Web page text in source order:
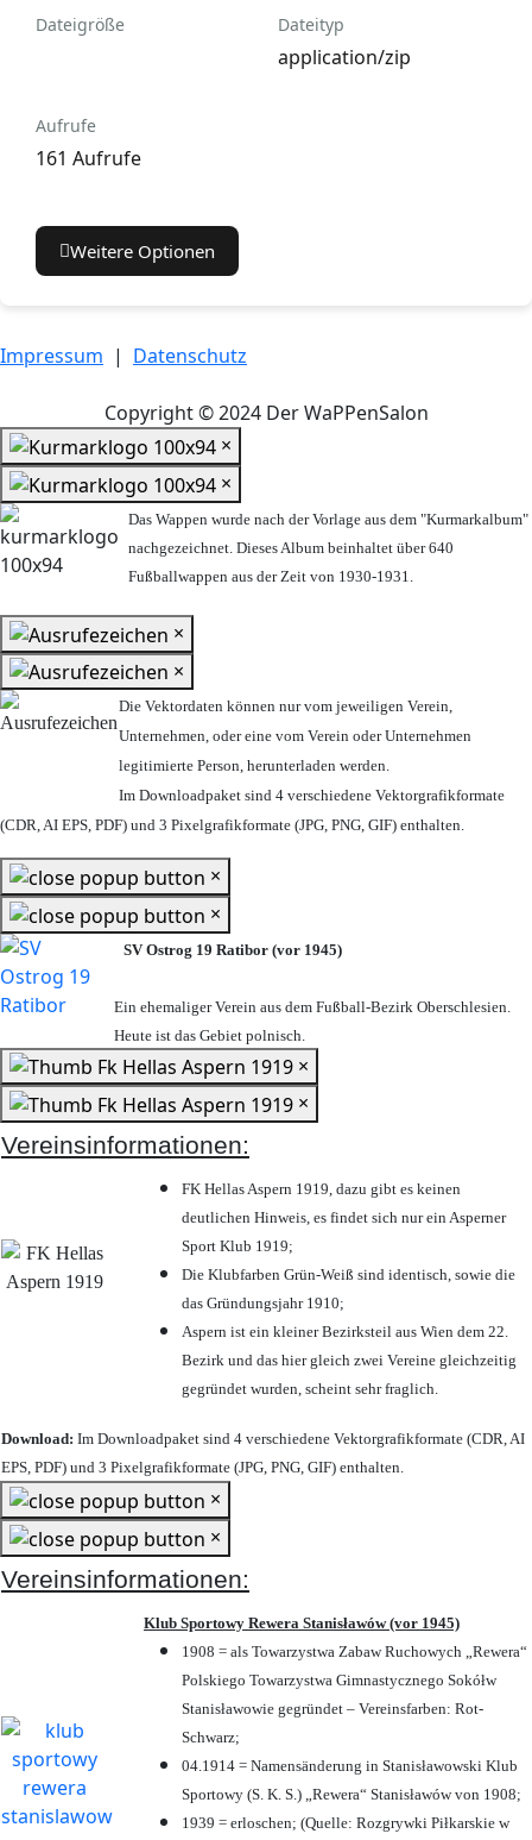
Dateigröße Dateityp
application/zip
Aufrufe
161 Aufrufe
Weitere Optionen
Impressum | Datenschutz
Copyright © 2024 Der WaPPenSalon
×
×
Das Wappen wurde nach der Vorlage aus dem "Kurmarkalbum"
nachgezeichnet. Dieses Album beinhaltet über 640
Fußballwappen aus der Zeit von 1930-1931.
×
×
Die Vektordaten können nur vom jeweiligen Verein,
Unternehmen, oder eine vom Verein oder Unternehmen
legitimierte Person, herunterladen werden.
Im Downloadpaket sind 4 verschiedene Vektorgrafikformate
(CDR, AI EPS, PDF) und 3 Pixelgrafikformate (JPG, PNG, GIF) enthalten.
×
×
SV Ostrog 19 Ratibor (vor 1945)
Ein ehemaliger Verein aus dem Fußball-Bezirk Oberschlesien.
Heute ist das Gebiet polnisch.
×
×
Vereinsinformationen:
FK Hellas Aspern 1919, dazu gibt es keinen
deutlichen Hinweis, es findet sich nur ein Asperner
Sport Klub 1919;
Die Klubfarben Grün-Weiß sind identisch, sowie die
das Gründungsjahr 1910;
Aspern ist ein kleiner Bezirksteil aus Wien dem 22.
Bezirk und das hier gleich zwei Vereine gleichzeitig
gegründet wurden, scheint sehr fraglich.
Download: Im Downloadpaket sind 4 verschiedene Vektorgrafikformate (CDR, AI
EPS, PDF) und 3 Pixelgrafikformate (JPG, PNG, GIF) enthalten.
×
×
Vereinsinformationen:
Klub Sportowy Rewera Stanisławów (vor 1945)
1908 = als Towarzystwa Zabaw Ruchowych „Rewera“
Polskiego Towarzystwa Gimnastycznego Sokółw
Stanisławowie gegründet – Vereinsfarben: Rot-
Schwarz;
04.1914 = Namensänderung in Stanisławowski Klub
Sportowy (S. K. S.) „Rewera“ Stanisławów von 1908;
1939 = erloschen; (Quelle: Rozgrywki Piłkarskie w